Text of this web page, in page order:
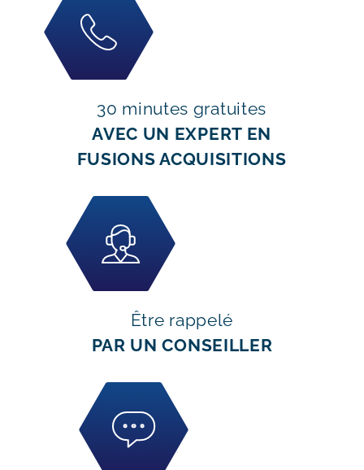
30 minutes gratuites
AVEC UN EXPERT EN
FUSIONS ACQUISITIONS
Être rappelé
PAR UN CONSEILLER